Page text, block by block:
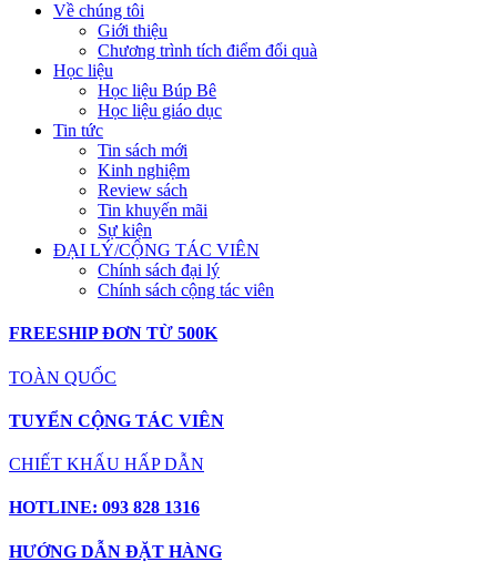
Về chúng tôi
Giới thiệu
Chương trình tích điểm đổi quà
Học liệu
Học liệu Búp Bê
Học liệu giáo dục
Tin tức
Tin sách mới
Kinh nghiệm
Review sách
Tin khuyến mãi
Sự kiện
ĐẠI LÝ/CỘNG TÁC VIÊN
Chính sách đại lý
Chính sách cộng tác viên
FREESHIP ĐƠN TỪ 500K
TOÀN QUỐC
TUYỂN CỘNG TÁC VIÊN
CHIẾT KHẤU HẤP DẪN
HOTLINE: 093 828 1316
HƯỚNG DẪN ĐẶT HÀNG